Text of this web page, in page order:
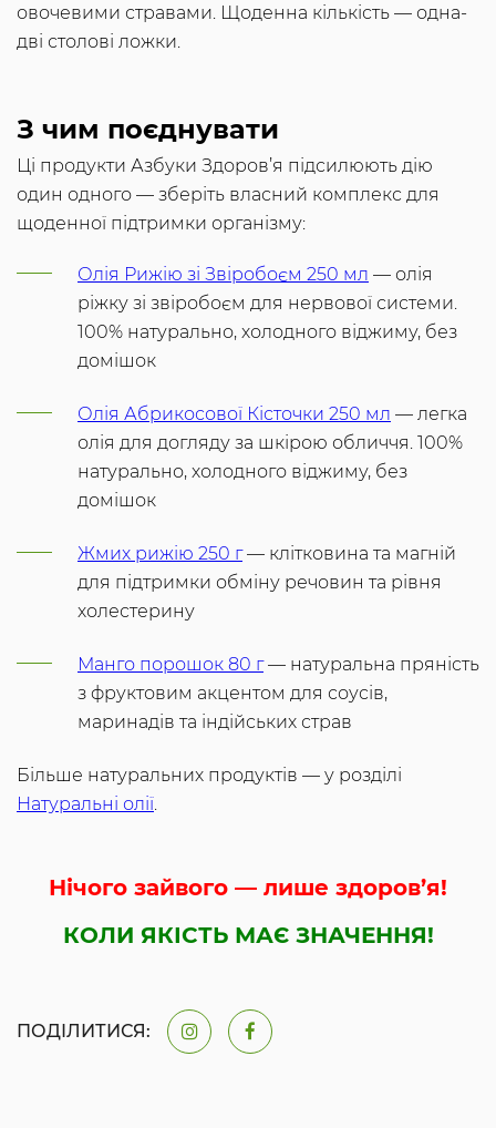
овочевими стравами. Щоденна кількість — одна-
дві столові ложки.
З чим поєднувати
Ці продукти Азбуки Здоров’я підсилюють дію
один одного — зберіть власний комплекс для
щоденної підтримки організму:
Олія Рижію зі Звіробоєм 250 мл — олія
ріжку зі звіробоєм для нервової системи.
100% натурально, холодного віджиму, без
домішок
Олія Абрикосової Кісточки 250 мл — легка
олія для догляду за шкірою обличчя. 100%
натурально, холодного віджиму, без
домішок
Жмих рижію 250 г— клітковина та магній
для підтримки обміну речовин та рівня
холестерину
Манго порошок 80 г— натуральна пряність
з фруктовим акцентом для соусів,
маринадів та індійських страв
Більше натуральних продуктів — у розділі
Натуральні олії.
Нічого зайвого — лише здоров’я!
КОЛИ ЯКІСТЬ МАЄ ЗНАЧЕННЯ!
ПОДІЛИТИСЯ: